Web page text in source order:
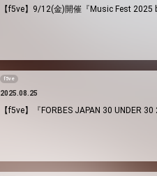
【f5ve】9/12(金)開催『Music Fest 2025
f5ve
2025.08.25
【f5ve】『FORBES JAPAN 30 UNDER